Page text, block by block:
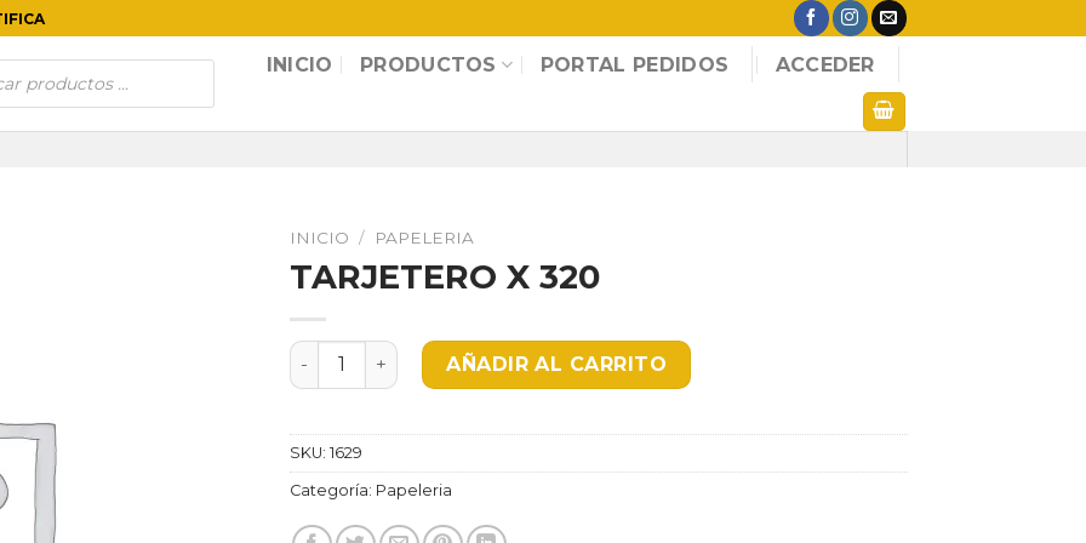
INICIO PRODUCTOS PORTAL PEDIDOS ACCEDER
INICIO / PAPELERIA
TARJETERO X 320
TARJETERO X 320 cantidadAÑADIR AL CARRITO
SKU: 1629
Categoría: Papeleria